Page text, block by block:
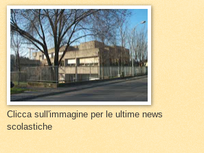
Clicca sull'immagine per le ultime news
scolastiche